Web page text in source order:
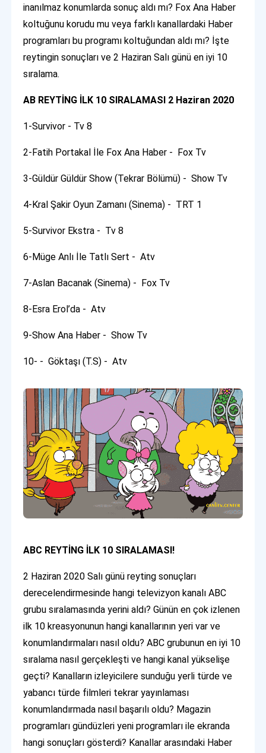
inanılmaz konumlarda sonuç aldı mı? Fox Ana Haber
koltuğunu korudu mu veya farklı kanallardaki Haber
programları bu programı koltuğundan aldı mı? İşte
reytingin sonuçları ve 2 Haziran Salı günü en iyi 10
sıralama.
AB REYTİNG İLK 10 SIRALAMASI 2 Haziran 2020
1-Survivor - Tv 8
2-Fatih Portakal İle Fox Ana Haber - Fox Tv
3-Güldür Güldür Show (Tekrar Bölümü) - Show Tv
4-Kral Şakir Oyun Zamanı (Sinema) - TRT 1
5-Survivor Ekstra - Tv 8
6-Müge Anlı İle Tatlı Sert - Atv
7-Aslan Bacanak (Sinema) - Fox Tv
8-Esra Erol’da - Atv
9-Show Ana Haber - Show Tv
10- - Göktaşı (T.S) - Atv
ABC REYTİNG İLK 10 SIRALAMASI!
2 Haziran 2020 Salı günü reyting sonuçları
derecelendirmesinde hangi televizyon kanalı ABC
grubu sıralamasında yerini aldı? Günün en çok izlenen
ilk 10 kreasyonunun hangi kanallarının yeri var ve
konumlandırmaları nasıl oldu? ABC grubunun en iyi 10
sıralama nasıl gerçekleşti ve hangi kanal yükselişe
geçti? Kanalların izleyicilere sunduğu yerli türde ve
yabancı türde filmleri tekrar yayınlaması
konumlandırmada nasıl başarılı oldu? Magazin
programları gündüzleri yeni programları ile ekranda
hangi sonuçları gösterdi? Kanallar arasındaki Haber